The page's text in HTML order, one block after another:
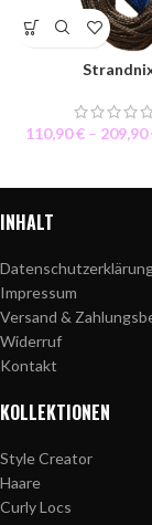
110,90€ – 209,90
INHALT
Impressum
Versand &
Widerruf
Kontakt
KOLLEKTIONEN
Style Creator
Haare
Curly Locs